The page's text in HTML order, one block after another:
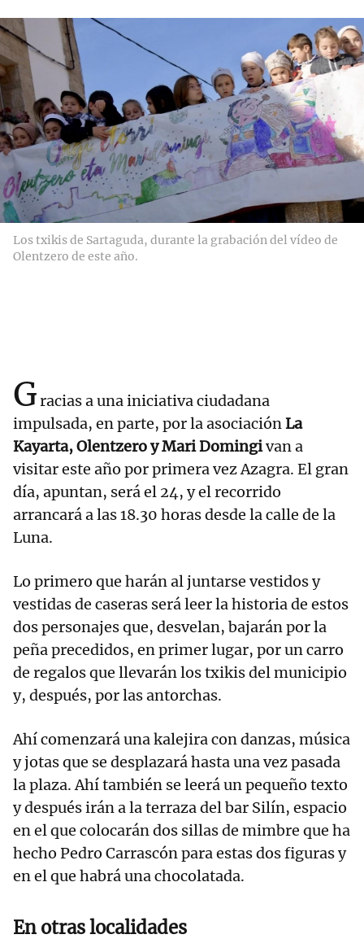
Los txikis de Sartaguda, durante la grabación del vídeo de
Olentzero de este año.
Gracias a una iniciativa ciudadana
impulsada, en parte, por la asociaciónLa
Kayarta, Olentzero y Mari Domingivan a
visitar este año por primera vez Azagra. El gran
día, apuntan, será el 24, y el recorrido
arrancará a las 18.30 horas desde la calle de la
Luna.
Lo primero que harán al juntarse vestidos y
vestidas de caseras será leer la historia de estos
dos personajes que, desvelan, bajarán por la
peña precedidos, en primer lugar, por un carro
de regalos que llevarán los txikis del municipio
y, después, por las antorchas.
Ahí comenzará una kalejira con danzas, música
y jotas que se desplazará hasta una vez pasada
la plaza. Ahí también se leerá un pequeño texto
y después irán a la terraza del bar Silín, espacio
en el que colocarán dos sillas de mimbre que ha
hecho Pedro Carrascón para estas dos figuras y
en el que habrá una chocolatada.
En otras localidades